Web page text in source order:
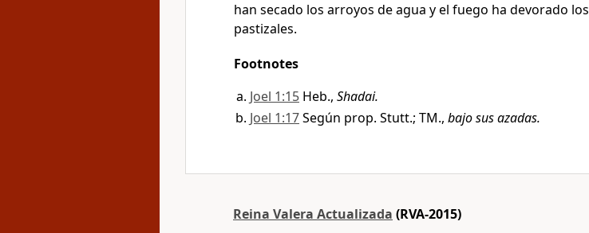
han secado los arroyos de agua y el fuego ha devorado los
pastizales.
Footnotes
Joel 1:15 Heb., Shadai.
Joel 1:17Según prop. Stutt.; TM., bajo sus azadas.
Reina Valera Actualizada (RVA-2015)